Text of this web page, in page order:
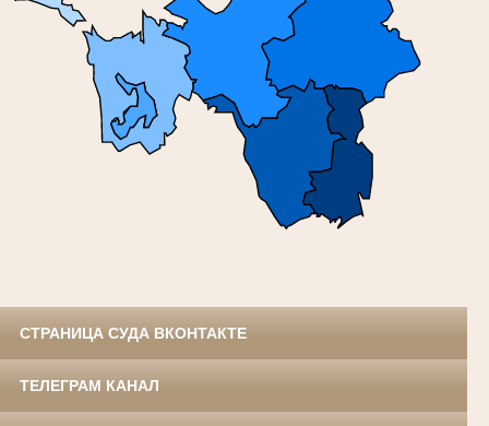
СТРАНИЦА СУДА ВКОНТАКТЕ
ТЕЛЕГРАМ КАНАЛ